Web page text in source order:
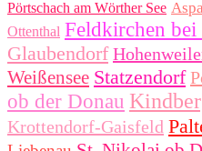
Pörtschach am Wörther See
Ottenthal Feldkirchen
Glaubendorf
Weißensee Statzendorf
ob der Donau
Krottendorf-Gaisfeld